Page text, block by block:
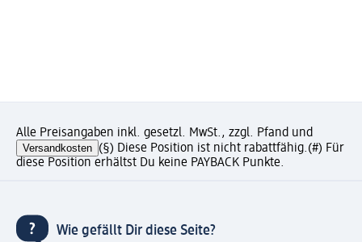
Alle Preisangaben inkl. gesetzl. MwSt., zzgl. Pfand und
Versandkosten (§) Diese Position ist nicht rabattfähig.(#) Für
diese Position erhältst Du keine PAYBACK Punkte.
Wie gefällt Dir diese Seite?